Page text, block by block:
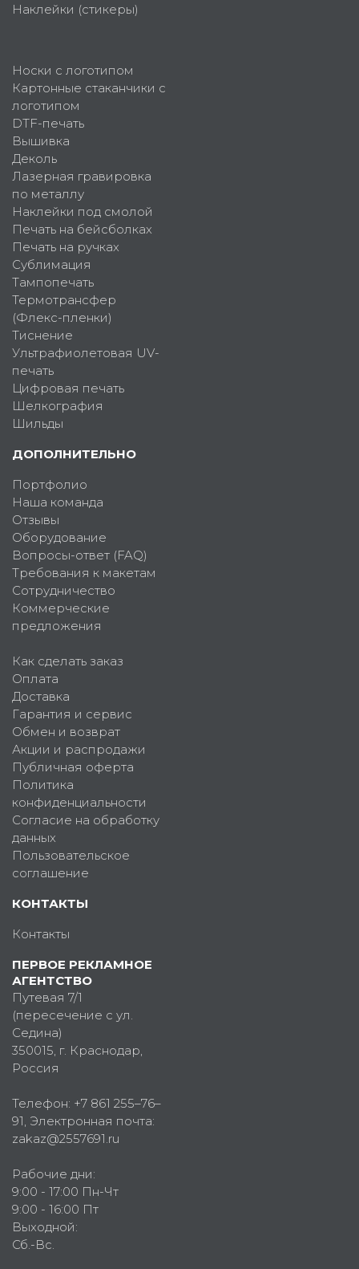
Наклейки (стикеры)
Носки с логотипом
Картонные стаканчики с
логотипом
DTF-печать
Вышивка
Деколь
Лазерная гравировка
по металлу
Наклейки под смолой
Печать на бейсболках
Печать на ручках
Сублимация
Тампопечать
Термотрансфер
(Флекс-пленки)
Тиснение
Ультрафиолетовая UV-
печать
Цифровая печать
Шелкография
Шильды
ДОПОЛНИТЕЛЬНО
Портфолио
Наша команда
Отзывы
Оборудование
Вопросы-ответ (FAQ)
Требования к макетам
Сотрудничество
Коммерческие
предложения
Как сделать заказ
Оплата
Доставка
Гарантия и сервис
Обмен и возврат
Акции и распродажи
Публичная оферта
Политика
конфиденциальности
Согласие на обработку
данных
Пользовательское
соглашение
КОНТАКТЫ
Контакты
ПЕРВОЕ РЕКЛАМНОЕ
АГЕНТСТВО
Путевая 7/1
(пересечение с ул.
Седина)
350015, г. Краснодар,
Россия
Телефон: +7 861 255–76–
91, Электронная почта:
zakaz@2557691.ru
Рабочие дни:
9:00 - 17:00 Пн-Чт
9:00 - 16:00 Пт
Выходной:
Сб.-Вс.